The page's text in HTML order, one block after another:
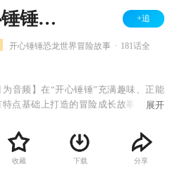
开心锤锤时光笔记之恐龙篇 +追
开心锤锤恐龙世界冒险故事 181话全
为音频】在“开心锤锤”充满趣味、正能
特点基础上打造的冒险成长故事。小朋
识的同时，见证恐龙们独特个性，一
光笔记的秘密，体验一场场精彩绝伦
事。不断丰富精神世界，助力个人成长
展开
收藏 下载 分享